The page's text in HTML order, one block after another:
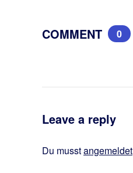
COMMENT 0
Leave a reply
Du musstangemeldet